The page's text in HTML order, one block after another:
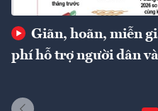
Giãn, hoãn, miễn
phí hỗ trợ người dân